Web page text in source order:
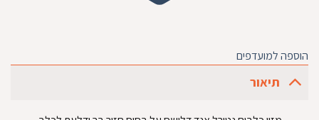
הוספה למועדפים
תיאור